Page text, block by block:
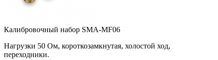
Калибровочный набор SMA-MF06
Нагрузки 50 Ом, короткозамкнутая, холостой ход,
переходники.